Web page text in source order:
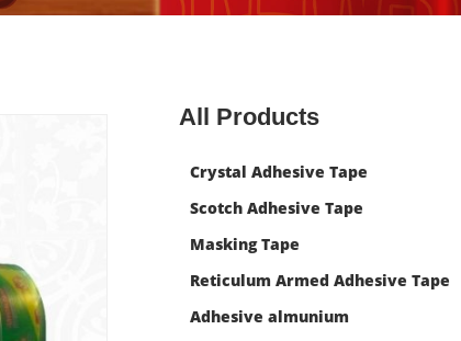
All Products
Crystal Adhesive Tape
Scotch Adhesive Tape
Masking Tape
Reticulum Armed Adhesive Tape
Adhesive almunium